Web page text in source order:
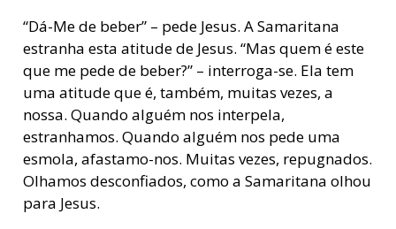
“Dá-Me de beber” – pede Jesus. A Samaritana
estranha esta atitude de Jesus. “Mas quem é este
que me pede de beber?” – interroga-se. Ela tem
uma atitude que é, também, muitas vezes, a
nossa. Quando alguém nos interpela,
estranhamos. Quando alguém nos pede uma
esmola, afastamo-nos. Muitas vezes, repugnados.
Olhamos desconfiados, como a Samaritana olhou
para Jesus.